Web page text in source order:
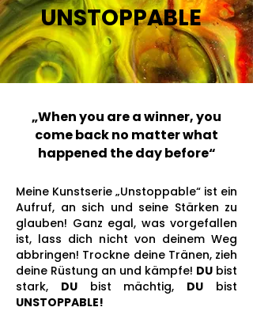
UNSTOPPABLE
„When you are a winner, you
come back no matter what
happened the day before“
Meine Kunstserie „Unstoppable“ ist ein
Aufruf, an sich und seine Stärken zu
glauben! Ganz egal, was vorgefallen
ist, lass dich nicht von deinem Weg
abbringen! Trockne deine Tränen, zieh
deine Rüstung an und kämpfe! DU bist
stark, DUbist mächtig, DU bist
UNSTOPPABLE!